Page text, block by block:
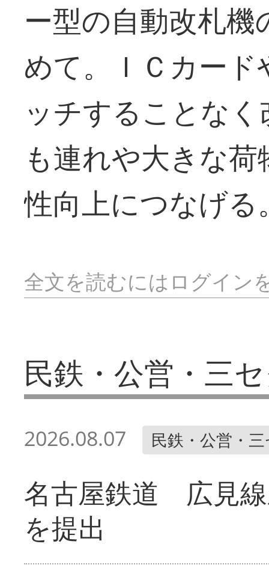
ー型の自動改札
めて。ＩＣカー
ッチすることな
も連れや大きな
性向上につなげる
全文を読むにはログイン
民鉄・公営・三
2026.08.07 民鉄・公営・
名古屋鉄道 広見
を提出